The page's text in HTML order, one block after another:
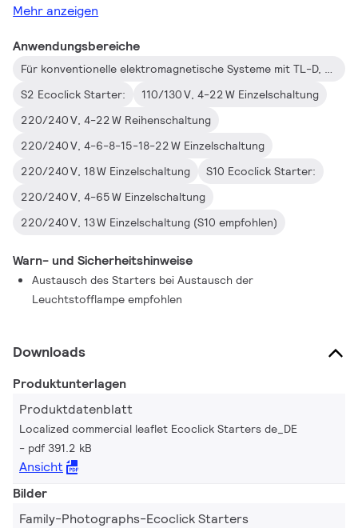
Mehr anzeigen
Anwendungsbereiche
Für konventionelle elektromagnetische Systeme mit TL-D, TL und PL Lampen
S2 Ecoclick Starter:
110/130 V, 4-22 W Einzelschaltung
220/240 V, 4-22 W Reihenschaltung
220/240 V, 4-6-8-15-18-22 W Einzelschaltung
220/240 V, 18 W Einzelschaltung
S10 Ecoclick Starter:
220/240 V, 4-65 W Einzelschaltung
220/240 V, 13 W Einzelschaltung (S10 empfohlen)
Warn- und Sicherheitshinweise
Austausch des Starters bei Austausch der
Leuchtstofflampe empfohlen
Downloads
Produktunterlagen
Produktdatenblatt
Localized commercial leaflet Ecoclick Starters de_DE
pdf 391.2 kB
Ansicht
Bilder
Family-Photographs-Ecoclick Starters